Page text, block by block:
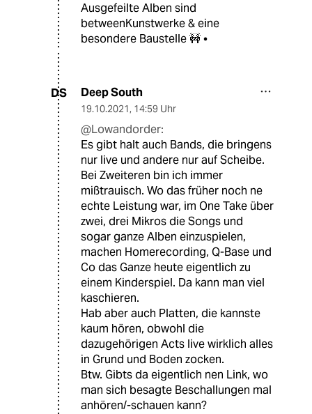
Ausgefeilte Alben sind
betweenKunstwerke & eine
besondere Baustelle 🚧 •
DS Deep South
19.10.2021, 14:59 Uhr
@Lowandorder:
Es gibt halt auch Bands, die bringens
nur live und andere nur auf Scheibe.
Bei Zweiteren bin ich immer
mißtrauisch. Wo das früher noch ne
echte Leistung war, im One Take über
zwei, drei Mikros die Songs und
sogar ganze Alben einzuspielen,
machen Homerecording, Q-Base und
Co das Ganze heute eigentlich zu
einem Kinderspiel. Da kann man viel
kaschieren.
Hab aber auch Platten, die kannste
kaum hören, obwohl die
dazugehörigen Acts live wirklich alles
in Grund und Boden zocken.
Btw. Gibts da eigentlich nen Link, wo
man sich besagte Beschallungen mal
anhören/-schauen kann?